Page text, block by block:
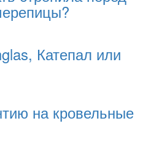
Катепал или
на кровельные